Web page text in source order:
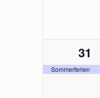
1
31
Sommerferien